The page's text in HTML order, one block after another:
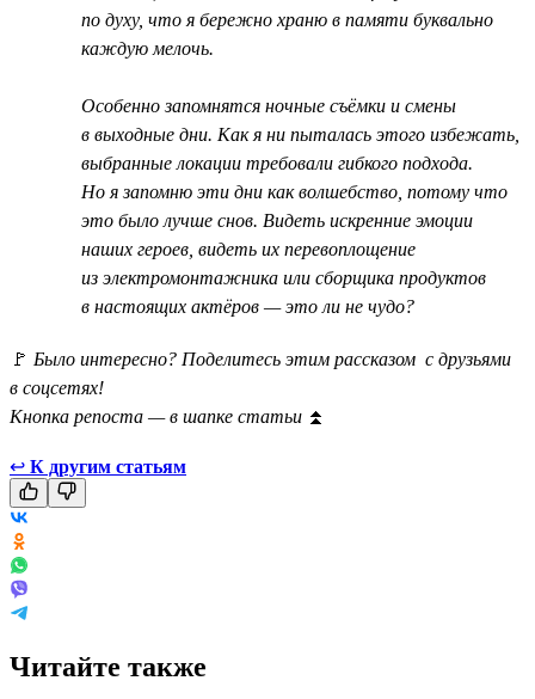
по духу, что я бережно храню в памяти буквально
каждую мелочь.
Особенно запомнятся ночные съёмки и смены
в выходные дни. Как я ни пыталась этого избежать,
выбранные локации требовали гибкого подхода.
Но я запомню эти дни как волшебство, потому что
это было лучше снов. Видеть искренние эмоции
наших героев, видеть их перевоплощение
из электромонтажника или сборщика продуктов
в настоящих актёров — это ли не чудо?
🚩 Было интересно? Поделитесь этим рассказом с друзьями
в соцсетях!
Кнопка репоста — в шапке статьи ⏫
↩ К другим статьям
Читайте также